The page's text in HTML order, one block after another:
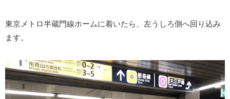
東京メトロ半蔵門線ホームに着いたら、左うしろ側へ回り込み
ます。